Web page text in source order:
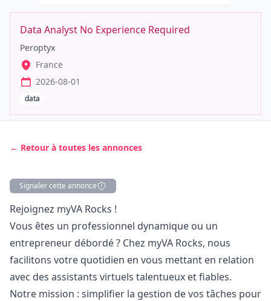
Data Analyst No Experience Required
Peroptyx
France
2026-08-01
data
← Retour à toutes les annonces
Signaler cette annonce
Description
Rejoignez myVA Rocks !
Vous êtes un professionnel dynamique ou un
entrepreneur débordé ? Chez myVA Rocks, nous
facilitons votre quotidien en vous mettant en relation
avec des assistants virtuels talentueux et fiables.
Notre mission : simplifier la gestion de vos tâches pour